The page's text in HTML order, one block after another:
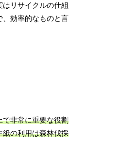
リサイクルの仕組
、効率的なものと言
で非常に重要な役割
紙の利用は森林伐採